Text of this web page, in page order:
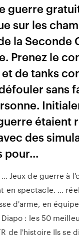
guerre
sur les
la Seconde
Prenez le
de tanks
sans
étaient
des
pour...
Jeux de guerre à
en spectacle. ...
d'arme, en
: les 50
de l'histoire Ils se